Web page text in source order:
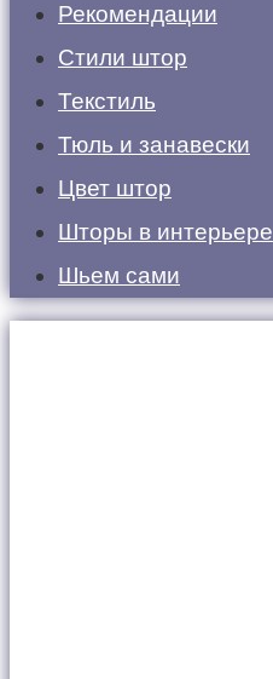
Рекомендации
Стили штор
Текстиль
Тюль и занавески
Цвет штор
Шторы в интерьере
Шьем сами